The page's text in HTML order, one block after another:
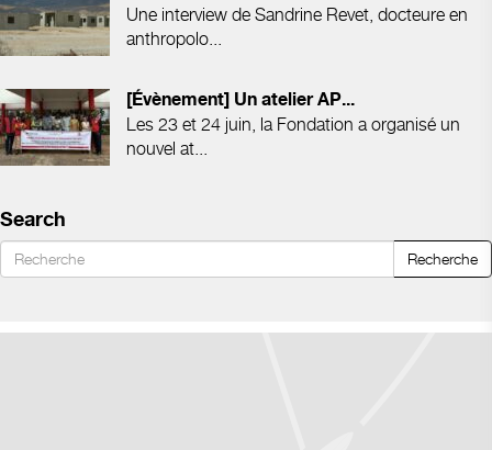
Une interview de Sandrine Revet, docteure en
anthropolo...
[Évènement] Un atelier AP...
Les 23 et 24 juin, la Fondation a organisé un
nouvel at...
Search
Recherche